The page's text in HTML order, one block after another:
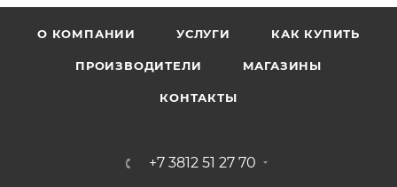
О КОМПАНИИ УСЛУГИ КАК КУПИТЬ
ПРОИЗВОДИТЕЛИ МАГАЗИНЫ
КОНТАКТЫ
+7 3812 51 27 70